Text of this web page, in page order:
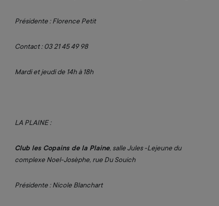
Présidente : Florence Petit
Contact : 03 21 45 49 98
Mardi et jeudi de 14h à 18h
LA PLAINE :
Club les Copains de la Plaine, salle Jules -Lejeune du
complexe Noel-Josèphe, rue Du Souich
Présidente : Nicole Blanchart